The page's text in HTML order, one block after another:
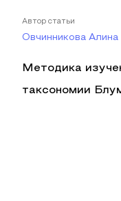
Автор статьи
Овчинникова
Методика
таксономии